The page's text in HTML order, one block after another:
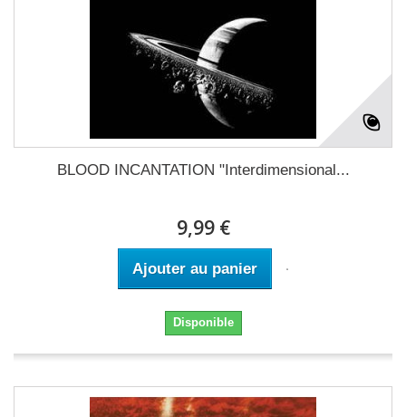
BLOOD INCANTATION "Interdimensional...
9,99 €
Ajouter au panier
Disponible